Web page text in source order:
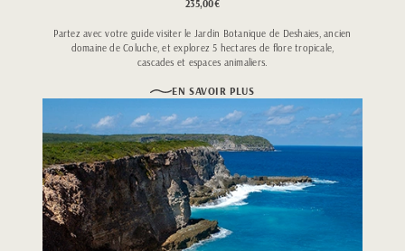
235,00€
Partez avec votre guide visiter le Jardin Botanique de Deshaies, ancien
domaine de Coluche, et explorez 5 hectares de flore tropicale,
cascades et espaces animaliers.
EN SAVOIR PLUS